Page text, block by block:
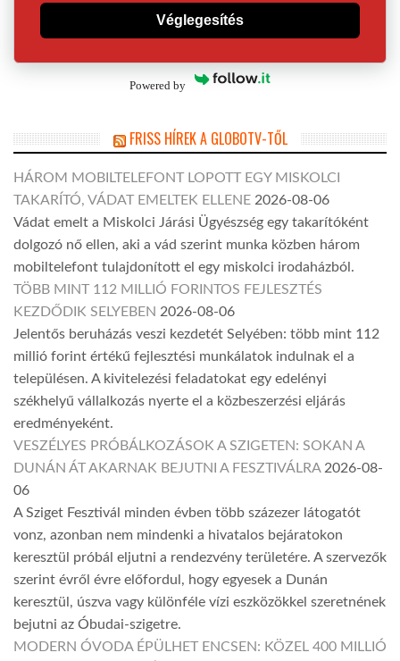
Véglegesítés
Powered by
FRISS HÍREK A GLOBOTV-TŐL
HÁROM MOBILTELEFONT LOPOTT EGY MISKOLCI
TAKARÍTÓ, VÁDAT EMELTEK ELLENE 2026-08-06
Vádat emelt a Miskolci Járási Ügyészség egy takarítóként
dolgozó nő ellen, aki a vád szerint munka közben három
mobiltelefont tulajdonított el egy miskolci irodaházból.
TÖBB MINT 112 MILLIÓ FORINTOS FEJLESZTÉS
KEZDŐDIK SELYEBEN 2026-08-06
Jelentős beruházás veszi kezdetét Selyében: több mint 112
millió forint értékű fejlesztési munkálatok indulnak el a
településen. A kivitelezési feladatokat egy edelényi
székhelyű vállalkozás nyerte el a közbeszerzési eljárás
eredményeként.
VESZÉLYES PRÓBÁLKOZÁSOK A SZIGETEN: SOKAN A
DUNÁN ÁT AKARNAK BEJUTNI A FESZTIVÁLRA 2026-08-
06
A Sziget Fesztivál minden évben több százezer látogatót
vonz, azonban nem mindenki a hivatalos bejáratokon
keresztül próbál eljutni a rendezvény területére. A szervezők
szerint évről évre előfordul, hogy egyesek a Dunán
keresztül, úszva vagy különféle vízi eszközökkel szeretnének
bejutni az Óbudai-szigetre.
MODERN ÓVODA ÉPÜLHET ENCSEN: KÖZEL 400 MILLIÓ